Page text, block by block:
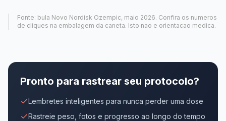
Fonte: bula Novo Nordisk Ozempic, maio 2026. Confira os numeros
de cliques na embalagem da caneta. Isto nao e orientacao medica.
Pronto para rastrear seu protocolo?
Lembretes inteligentes para nunca perder uma dose
Rastreie peso, fotos e progresso ao longo do tempo